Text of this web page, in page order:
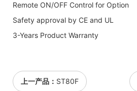
Remote ON/OFF Control for Option
Safety approval by CE and UL
3-Years Product Warranty
上一产品： ST80F